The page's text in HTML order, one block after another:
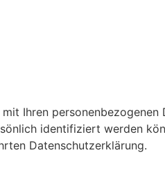
Ihren
identifiziert werden
Datenschutzerklärung.